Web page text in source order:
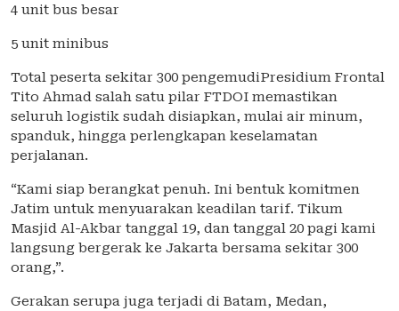
4 unit bus besar
5 unit minibus
Total peserta sekitar 300 pengemudiPresidium Frontal
Tito Ahmad salah satu pilar FTDOI memastikan
seluruh logistik sudah disiapkan, mulai air minum,
spanduk, hingga perlengkapan keselamatan
perjalanan.
“Kami siap berangkat penuh. Ini bentuk komitmen
Jatim untuk menyuarakan keadilan tarif. Tikum
Masjid Al-Akbar tanggal 19, dan tanggal 20 pagi kami
langsung bergerak ke Jakarta bersama sekitar 300
orang,”.
Gerakan serupa juga terjadi di Batam, Medan,